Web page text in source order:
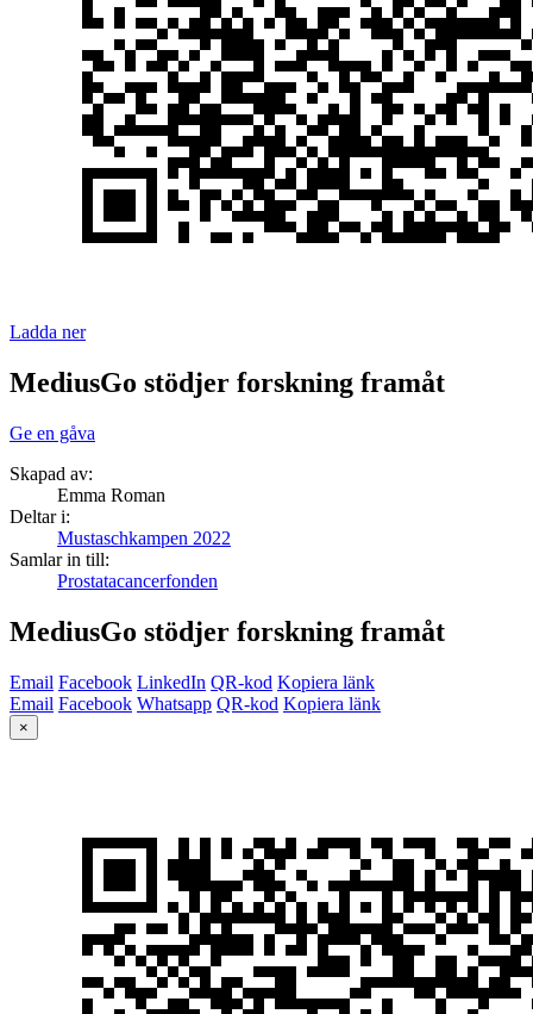
Ladda ner
MediusGo stödjer forskning framåt
Ge en gåva
Skapad av:
Emma Roman
Deltar i:
Mustaschkampen 2022
Samlar in till:
Prostatacancerfonden
MediusGo stödjer forskning framåt
Email Facebook LinkedIn QR-kod Kopiera länk
Email Facebook Whatsapp QR-kod Kopiera länk
×